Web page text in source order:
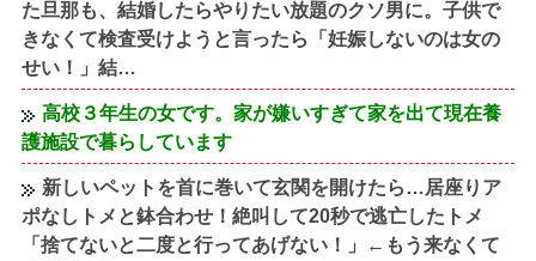
た旦那も、結婚したらやりたい放題のクソ男に。子供で
きなくて検査受けようと言ったら「妊娠しないのは女の
せい！」結…
高校３年生の女です。家が嫌いすぎて家を出て現在養
護施設で暮らしています
新しいペットを首に巻いて玄関を開けたら…居座りア
ポなしトメと鉢合わせ！絶叫して20秒で逃亡したトメ
「捨てないと二度と行ってあげない！」←もう来なくて